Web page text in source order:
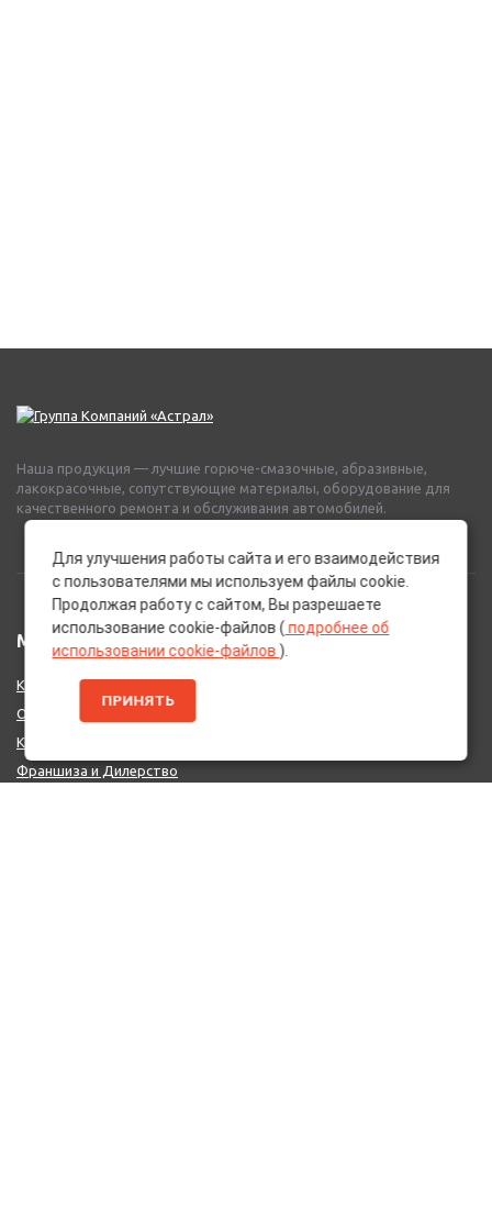
Наша продукция — лучшие горюче-смазочные, абразивные,
лакокрасочные, сопутствующие материалы, оборудование для
качественного ремонта и обслуживания автомобилей.
МЕНЮ
Каталог Брендов
О нас
Контакты
Франшиза и Дилерство
Для улучшения работы сайта и его взаимодействия
с пользователями мы используем файлы cookie.
Продолжая работу с сайтом, Вы разрешаете
использование cookie-файлов ( подробнее об
использовании cookie-файлов ).
ПРИНЯТЬ